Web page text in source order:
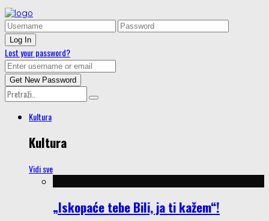
Lost your password?
Kultura
Kultura
Vidi sve
„Iskopaće tebe Bili, ja ti kažem“!